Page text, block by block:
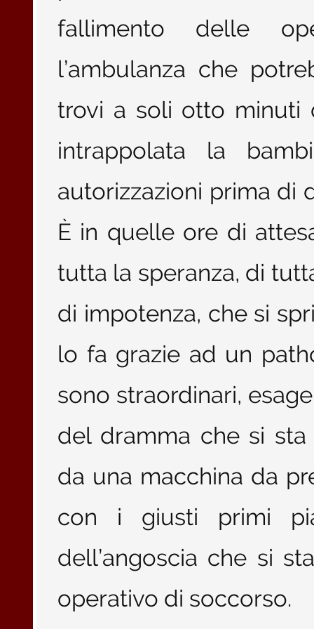
fallimento delle
l’ambulanza che
trovi a soli otto minuti
intrappolata la
autorizzazioni prima di
È in quelle ore di
tutta la speranza, di
di impotenza, che si
lo fa grazie ad un
sono straordinari,
del dramma che si
da una macchina da
con i giusti primi
dell’angoscia che si
operativo di soccorso.